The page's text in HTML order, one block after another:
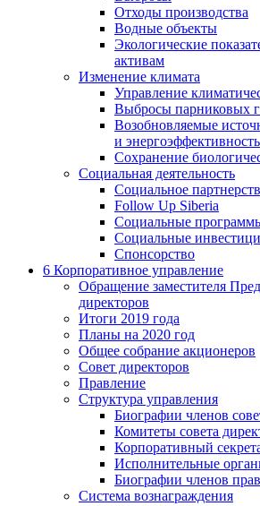
Отходы производства
Водные объекты
Экологические
активам
Изменение климата
Управление
Выбросы парниковых
Возобновляемые
и энергоэффективность
Сохранение
Социальная деятельность
Социальное
Follow Up Siberia
Социальные
Социальные
Спонсорство
6 Корпоративное управление
Обращение заместителя
директоров
Итоги 2019 года
Планы на 2020 год
Общее собрание акционеров
Совет директоров
Правление
Структура управления
Биографии членов
Комитеты совета
Корпоративный
Исполнительные
Биографии членов
Система вознаграждения